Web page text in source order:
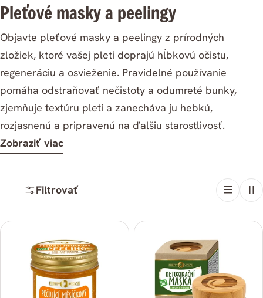
K
a
t
e
g
ó
r
i
a
:
Pleťové masky a peelingy
Objavte pleťové masky a peelingy z prírodných
zložiek, ktoré vašej pleti doprajú hĺbkovú očistu,
regeneráciu a osvieženie. Pravidelné používanie
pomáha odstraňovať nečistoty a odumreté bunky,
zjemňuje textúru pleti a zanecháva ju hebkú,
rozjasnenú a pripravenú na ďalšiu starostlivosť.
Zobraziť viac
Filtrovať